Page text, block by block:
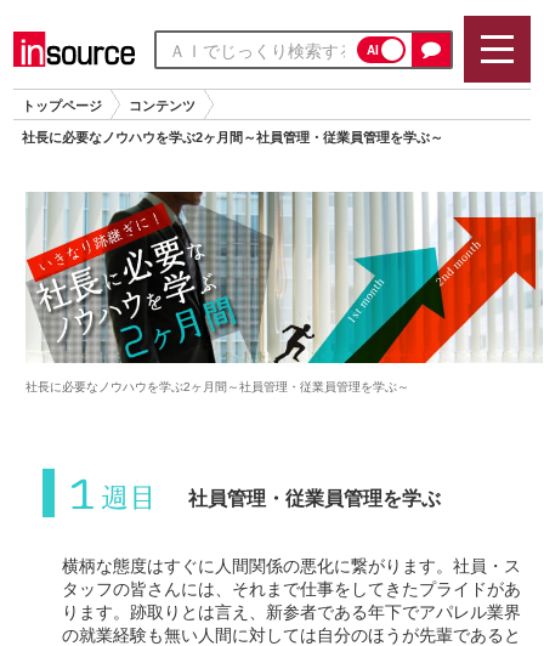
AI
トップページ コンテンツ
社長に必要なノウハウを学ぶ2ヶ月間～社員管理・従業員管理を学ぶ～
社長に必要なノウハウを学ぶ2ヶ月間～社員管理・従業員管理を学ぶ～
社員管理・従業員管理を学ぶ
横柄な態度はすぐに人間関係の悪化に繋がります。社員・ス
タッフの皆さんには、それまで仕事をしてきたプライドがあ
ります。跡取りとは言え、新参者である年下でアパレル業界
の就業経験も無い人間に対しては自分のほうが先輩であると